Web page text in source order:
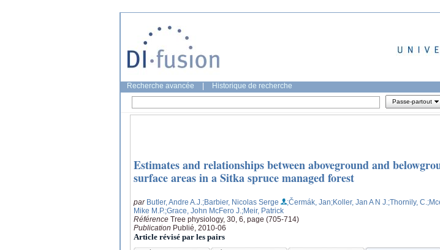
Recherche avancée Historique de recherche
Passe-partout
Estimates and relationships between aboveground and
surface areas in a Sitka spruce managed forest
par Butler, Andre A.J. ;Barbier, Nicolas Serge ;Čermák, Jan;Koller, Jan A N J. ;Thornily, C.
Mike M.P.;Grace, John McFero J. ;Meir, Patrick
Référence Tree physiology, 30, 6, page (705-714)
Publication Publié, 2010-06
Article révisé par les pairs